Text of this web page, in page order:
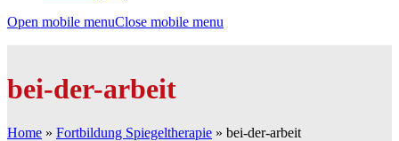
Open mobile menuClose mobile menu
bei-der-arbeit
Home » Fortbildung Spiegeltherapie » bei-der-arbeit